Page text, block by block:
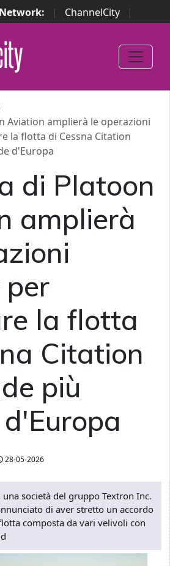
| ChannelCity
|
| Italian Channel
Awards
Italian Security
Awards
Aviation amplierà le operazioni
la flotta di Cessna Citation
d'Europa
di Platoon
amplierà
la flotta
Citation
più
28-05-2026
società del gruppo Textron Inc.
di aver stretto un accordo
composta da vari velivoli con